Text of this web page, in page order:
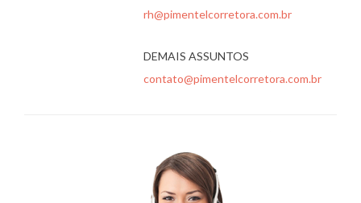
rh@pimentelcorretora.com.br
DEMAIS ASSUNTOS
contato@pimentelcorretora.com.br